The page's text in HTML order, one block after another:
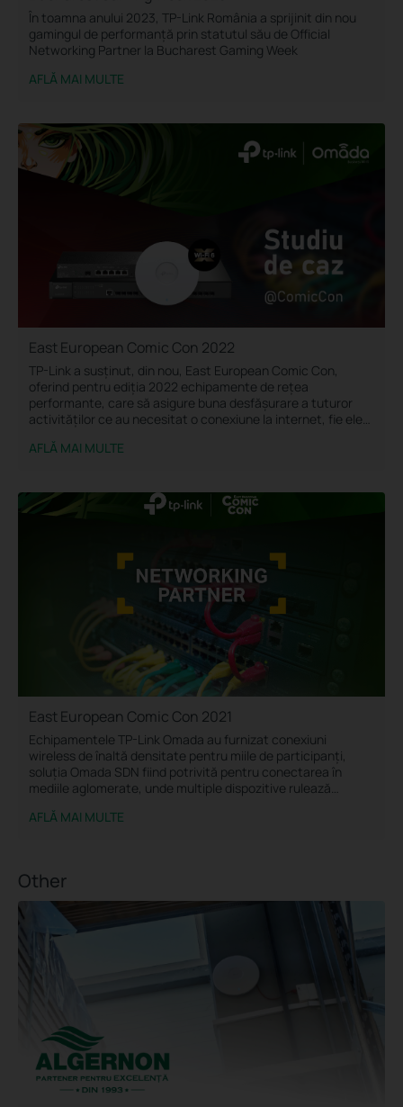
În toamna anului 2023, TP-Link România a sprijinit din nou
gamingul de performanță prin statutul său de Official
Networking Partner la Bucharest Gaming Week
AFLĂ MAI MULTE
East European Comic Con 2022
TP-Link a susținut, din nou, East European Comic Con,
oferind pentru ediția 2022 echipamente de rețea
performante, care să asigure buna desfășurare a tuturor
activităților ce au necesitat o conexiune la internet, fie ele
AFLĂ MAI MULTE
East European Comic Con 2021
Echipamentele TP-Link Omada au furnizat conexiuni
wireless de înaltă densitate pentru miile de participanți,
soluția Omada SDN fiind potrivită pentru conectarea în
mediile aglomerate, unde multiple dispozitive rulează
AFLĂ MAI MULTE
Other